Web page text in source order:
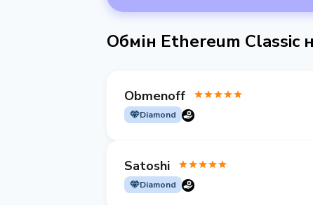
Обмін Ethereum Classic
Obmenoff
Diamond
Satoshi
Diamond